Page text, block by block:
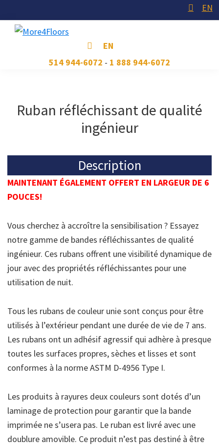
to
primary
to
main
to
footer
EN
EN
514 944-6072 - 1 888 944-6072
Ruban réfléchissant de qualité
ingénieur
Description
MAINTENANT ÉGALEMENT OFFERT EN LARGEUR DE 6
POUCES!
Vous cherchez à accroître la sensibilisation ? Essayez
notre gamme de bandes réfléchissantes de qualité
ingénieur. Ces rubans offrent une visibilité dynamique de
jour avec des propriétés réfléchissantes pour une
utilisation de nuit.
Tous les rubans de couleur unie sont conçus pour être
utilisés à l’extérieur pendant une durée de vie de 7 ans.
Les rubans ont un adhésif agressif qui adhère à presque
toutes les surfaces propres, sèches et lisses et sont
conformes à la norme ASTM D-4956 Type I.
Les produits à rayures deux couleurs sont dotés d’un
laminage de protection pour garantir que la bande
imprimée ne s’usera pas. Le ruban est livré avec une
doublure amovible. Ce produit n’est pas destiné à être